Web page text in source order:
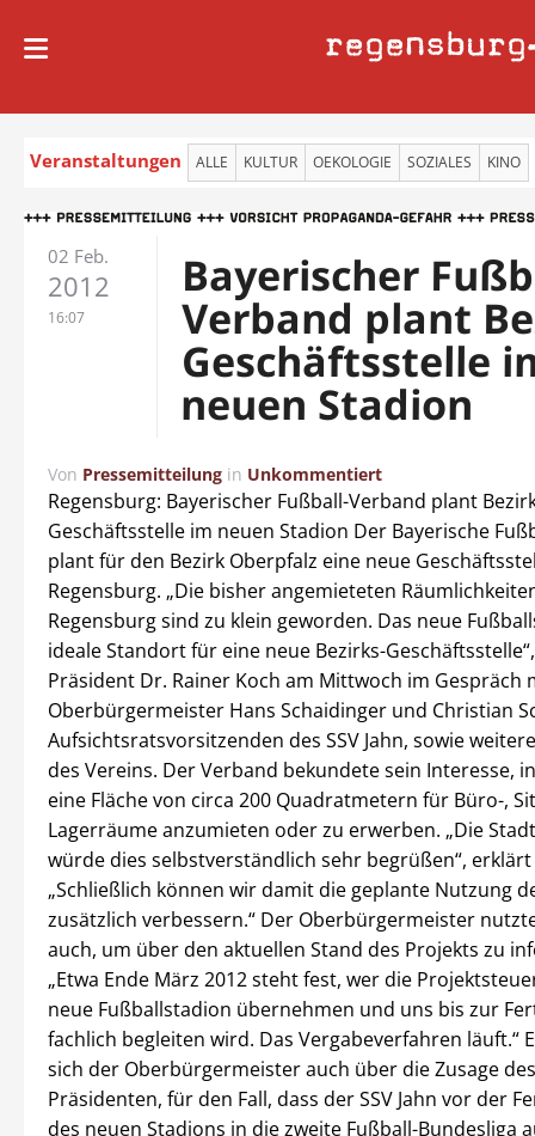
regensburg
Veranstaltungen ALLE KULTUR OEKOLOGIE SOZIALES KINO
02 Feb.
2012
16:07
Bayerischer
Verband plant
Geschäftsstelle
neuen Stadion
Von Pressemitteilung in Unkommentiert
Regensburg: Bayerischer Fußball-Verband plant
Geschäftsstelle im neuen Stadion Der Bayerische
plant für den Bezirk Oberpfalz eine neue
Regensburg. „Die bisher angemieteten
Regensburg sind zu klein geworden. Das neue
ideale Standort für eine neue Bezirks-
Präsident Dr. Rainer Koch am Mittwoch im Gespräch
Oberbürgermeister Hans Schaidinger und Christian
Aufsichtsratsvorsitzenden des SSV Jahn, sowie
des Vereins. Der Verband bekundete sein Interesse,
eine Fläche von circa 200 Quadratmetern für Büro-,
Lagerräume anzumieten oder zu erwerben. „Die
würde dies selbstverständlich sehr begrüßen“,
„Schließlich können wir damit die geplante Nutzung
zusätzlich verbessern.“ Der Oberbürgermeister
auch, um über den aktuellen Stand des Projekts zu
„Etwa Ende März 2012 steht fest, wer die
neue Fußballstadion übernehmen und uns bis zur
fachlich begleiten wird. Das Vergabeverfahren läuft.“
sich der Oberbürgermeister auch über die Zusage des
Präsidenten, für den Fall, dass der SSV Jahn vor der
des neuen Stadions in die zweite Fußball-Bundesliga